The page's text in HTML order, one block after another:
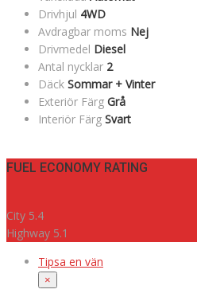
Drivhjul 4WD
Avdragbar moms Nej
Drivmedel Diesel
Antal nycklar 2
Däck Sommar + Vinter
Exteriör Färg Grå
Interiör Färg Svart
FUEL ECONOMY RATING
City 5.4
Highway 5.1
Tipsa en vän
×